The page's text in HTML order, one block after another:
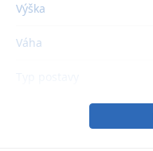
Výška
Váha